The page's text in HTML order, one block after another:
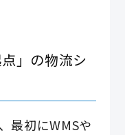
」の物流シ
最初にWMSや